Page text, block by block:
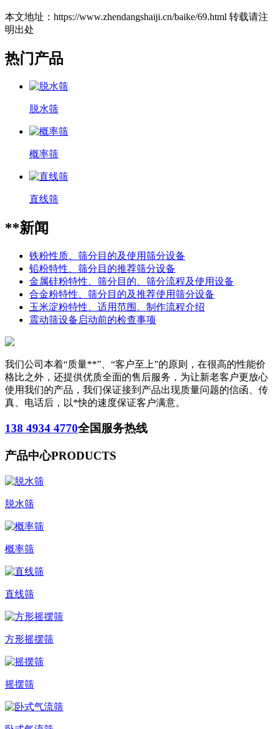
本文地址：https://www.zhendangshaiji.cn/baike/69.html 转载请注
明出处
热门产品
脱水筛
概率筛
直线筛
**新闻
铁粉性质、筛分目的及使用筛分设备
铅粉特性、筛分目的推荐筛分设备
金属硅粉特性、筛分目的、筛分流程及使用设备
合金粉特性、筛分目的及推荐使用筛分设备
玉米淀粉特性、适用范围、制作流程介绍
震动筛设备启动前的检查事项
我们公司本着“质量**”、“客户至上”的原则，在很高的性能价
格比之外，还提供优质全面的售后服务，为让新老客户更放心
使用我们的产品，我们保证接到产品出现质量问题的信函、传
真、电话后，以*快的速度保证客户满意。
138 4934 4770全国服务热线
产品中心PRODUCTS
脱水筛
概率筛
直线筛
方形摇摆筛
摇摆筛